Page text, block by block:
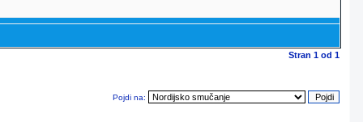
Stran 1 od 1
Pojdi na: